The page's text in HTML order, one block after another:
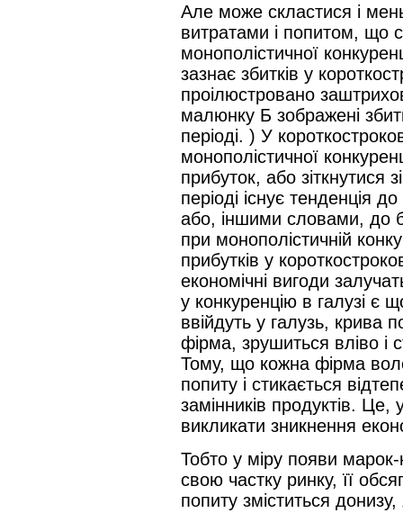
Але може скластися і
витратами і попитом, що
монополістичної
зазнає збитків у
проілюстровано
малюнку Б зображені
періоді. ) У
монополістичної
прибуток, або зіткнутися
періоді існує тенденція
або, іншими словами, до
при монополістичній
прибутків у
економічні вигоди
у конкуренцію в галузі є
ввійдуть у галузь, крива
фірма, зрушиться вліво і
Тому, що кожна фірма
попиту і стикається
замінників продуктів.
викликати зникнення
Тобто у міру появи
свою частку ринку, її
попиту зміститься